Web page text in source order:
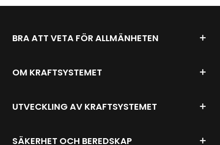
BRA ATT VETA FÖR ALLMÄNHETEN
OM KRAFTSYSTEMET
UTVECKLING AV KRAFTSYSTEMET
SÄKERHET OCH BEREDSKAP